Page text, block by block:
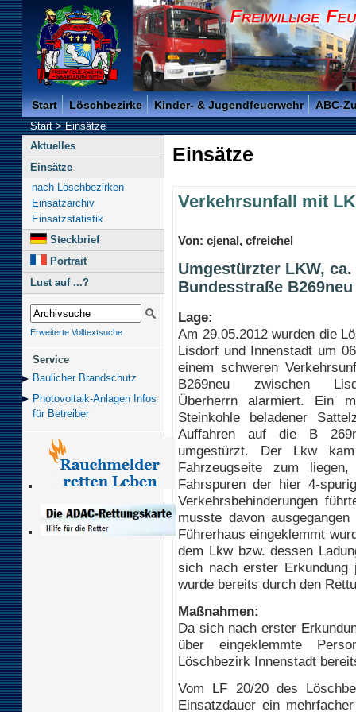
Freiwillige Feuerwehr der Kreisstadt Saarlouis -
Start Löschbezirke Kinder- & Jugendfeuerwehr ABC-
Start>Einsätze
Aktuelles
Einsätze
nach Löschbezirken
Einsatzarchiv
Einsatzstatistik
Steckbrief
Portrait
Lust auf ...?
Erweiterte Volltextsuche
Service
Baulicher Brand­schutz
Photovoltaik-Anlagen Infos
für Betreiber
Einsätze
Verkehrsunfall mit
Von: cjenal, cfreichel
Umgestürzter LKW,
Bundesstraße B269neu
Lage:
Am 29.05.2012 wurden die
Lisdorf und Innenstadt um
einem schweren
B269neu zwischen
Überherrn alarmiert. Ein
Steinkohle beladener
Auffahren auf die B
umgestürzt. Der Lkw
Fahrzeugseite zum
Fahrspuren der hier 4-
Verkehrsbehinderungen
musste davon
Führerhaus eingeklemmt
dem Lkw bzw. dessen
sich nach erster Erkundung
wurde bereits durch den
Maßnahmen:
Da sich nach erster
über eingeklemmte
Löschbezirk Innenstadt
Vom LF 20/20 des
Einsatzdauer ein